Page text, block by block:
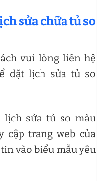
sửa chữa tủ so
vui lòng liên hệ
đặt lịch sửa tủ so
lịch sửa tủ so màu
cập trang web của
vào biểu mẫu yêu